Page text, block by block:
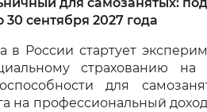
между буквами
Увеличенный
Цвет сайта
сентября 2027 года
в России стартует
страхованию на
для
на профессиональный